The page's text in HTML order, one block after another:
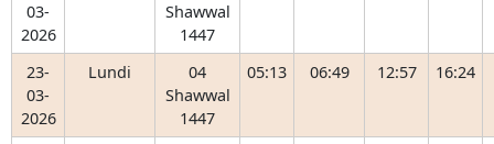
03-
2026
Shawwal
1447
23-
03-
2026
Lundi
04
Shawwal
1447
05:13 06:49 12:57 16:24